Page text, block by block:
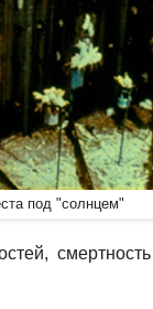
под "солнцем"